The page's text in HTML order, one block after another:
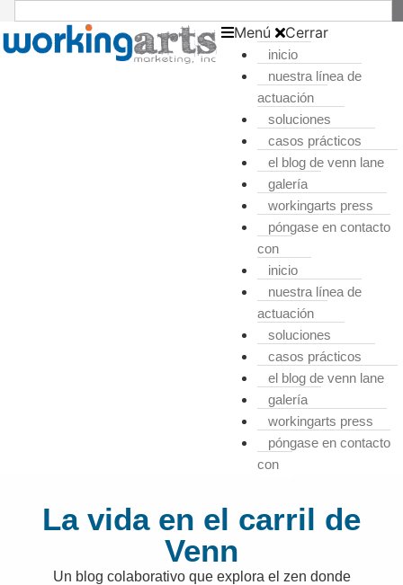
Menú Cerrar
inicio
nuestra línea de
actuación
soluciones
casos prácticos
el blog de venn lane
galería
workingarts press
póngase en contacto
con
inicio
nuestra línea de
actuación
soluciones
casos prácticos
el blog de venn lane
galería
workingarts press
póngase en contacto
con
La vida en el carril de
Venn
Un blog colaborativo que explora el zen donde